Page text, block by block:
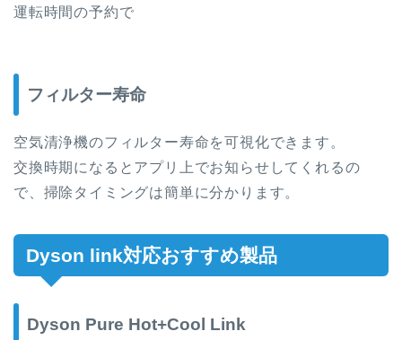
運転時間の予約で
フィルター寿命
空気清浄機のフィルター寿命を可視化できます。
交換時期になるとアプリ上でお知らせしてくれるの
で、掃除タイミングは簡単に分かります。
Dyson link対応おすすめ製品
Dyson Pure Hot+Cool Link